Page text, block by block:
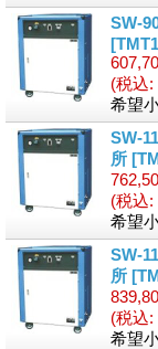
SW-
(税込:
希望
SW-
所
(税込:
希望
SW-
所
(税込:
希望